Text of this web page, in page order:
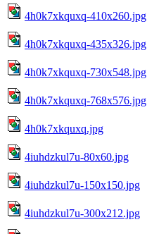
4h0k7xkquxq-410x260.jpg
4h0k7xkquxq-435x326.jpg
4h0k7xkquxq-730x548.jpg
4h0k7xkquxq-768x576.jpg
4h0k7xkquxq.jpg
4iuhdzkul7u-80x60.jpg
4iuhdzkul7u-150x150.jpg
4iuhdzkul7u-300x212.jpg